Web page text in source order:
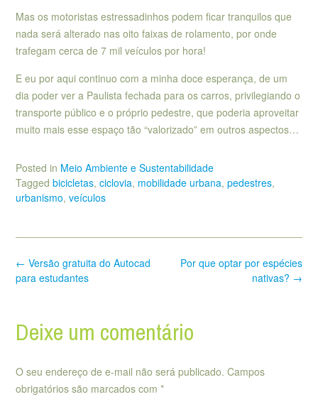
Mas os motoristas estressadinhos podem ficar tranquilos que
nada será alterado nas oito faixas de rolamento, por onde
trafegam cerca de 7 mil veículos por hora!
E eu por aqui continuo com a minha doce esperança, de um
dia poder ver a Paulista fechada para os carros, privilegiando o
transporte público e o próprio pedestre, que poderia aproveitar
muito mais esse espaço tão “valorizado” em outros aspectos…
Posted in Meio Ambiente e Sustentabilidade
Tagged bicicletas, ciclovia, mobilidade urbana, pedestres,
urbanismo, veículos
Post
navigation
Por que optar por espécies
nativas? →
← Versão gratuita do Autocad
para estudantes
Deixe um comentário
O seu endereço de e-mail não será publicado. Campos
obrigatórios são marcados com *